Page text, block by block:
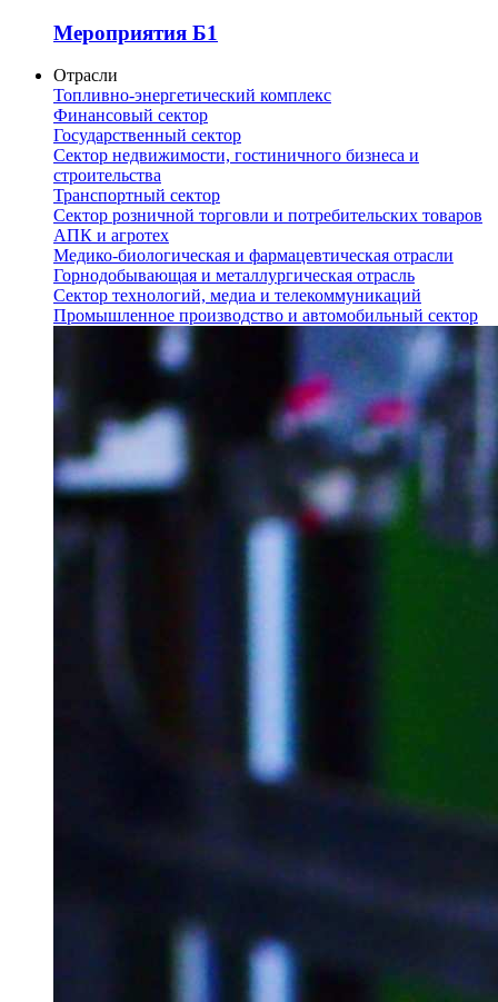
Мероприятия Б1
Отрасли
Топливно-энергетический комплекс
Финансовый сектор
Государственный сектор
Сектор недвижимости, гостиничного бизнеса и
строительства
Транспортный сектор
Сектор розничной торговли и потребительских товаров
АПК и агротех
Медико-биологическая и фармацевтическая отрасли
Горнодобывающая и металлургическая отрасль
Сектор технологий, медиа и телекоммуникаций
Промышленное производство и автомобильный сектор